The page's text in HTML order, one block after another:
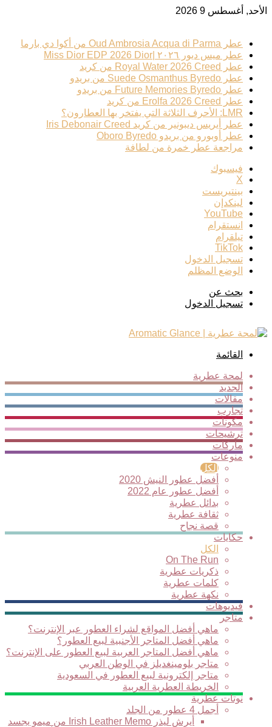
الأحد, أغسطس 9 2026
عطر Oud Ambrosia Acqua di Parma من أكوا دي بارما
عطر ميس ديور ٢٠٢٦ |Miss Dior EDP 2026 Dior
عطر Royal Water 2026 Creed من كريد
عطر Suede Osmanthus Byredo من بريدو
عطر Future Memories Byredo من بريدو
عطر Erolfa 2026 Creed من كريد
LMR: الأحرف الثلاثة التي يفتخر بها العطارون؟
عطر أيريس ديبونير من كريد Iris Debonair Creed
عطر أوبورو من بريدو Oboro Byredo
مراجعة عطر خمرة من لطافة
فيسبوك
‫X
بينتيريست
لينكدإن
‫YouTube
انستقرام
تيلقرام
‫TikTok
تسجيل الدخول
الوضع المظلم
بحث عن
تسجيل الدخول
القائمة
لمحة عطرية
الجديد
مقالات
تجارب
مكونات
ترشيحات
ماركات
منوعات
الكل
أفضل عطور النيش 2020
أفضل عطور عام 2022
بدائل عطرية
ثقافة عطرية
قصة نجاح
حكايات
الكل
On The Run
ذكريات عطرية
كلمات عطرية
نكهة عطرية
فيديوهات
متاجر
ماهي أفضل المواقع لشراء العطور عبر الإنترنت؟
ماهي أفضل المتاجر الأجنبية لبيع العطور؟
ماهي أفضل المتاجر العربية لبيع العطور على الإنترنت؟
متاجر بلومينغديلز في الوطن العربي
متاجر إلكترونية لبيع العطور في السعودية
الخريطة العطرية العربية
نوتات عطرية
أجمل 4 عطور من الجلد
أيرش ليذر Irish Leather Memo من ميمو يجسد